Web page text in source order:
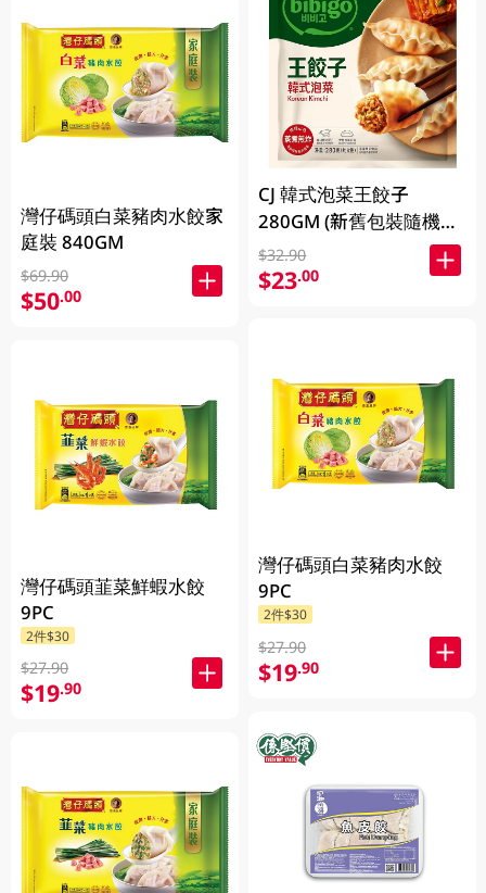
灣仔碼頭白菜豬肉水餃家
庭裝 840GM
$69.90
$50.00
灣仔碼頭韮菜鮮蝦水餃
9PC
2件$30
$27.90
$19.90
CJ 韓式泡菜王餃子
280GM (新舊包裝隨機發
貨)
$32.90
$23.00
灣仔碼頭白菜豬肉水餃
9PC
2件$30
$27.90
$19.90